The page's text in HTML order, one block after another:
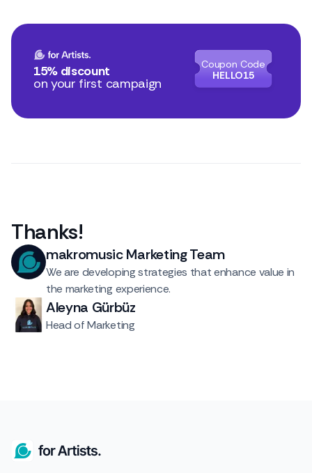
15% discount
on your first campaign
Coupon Code
HELLO15
Thanks!
makromusic Marketing Team
We are developing strategies that enhance value in
the marketing experience.
Aleyna Gürbüz
Head of Marketing